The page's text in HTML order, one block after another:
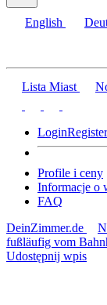
English
Lista Miast
Login
Profile i ceny
Informacje o
FAQ
DeinZimmer.de
fußläufig vom
Udostępnij wpis